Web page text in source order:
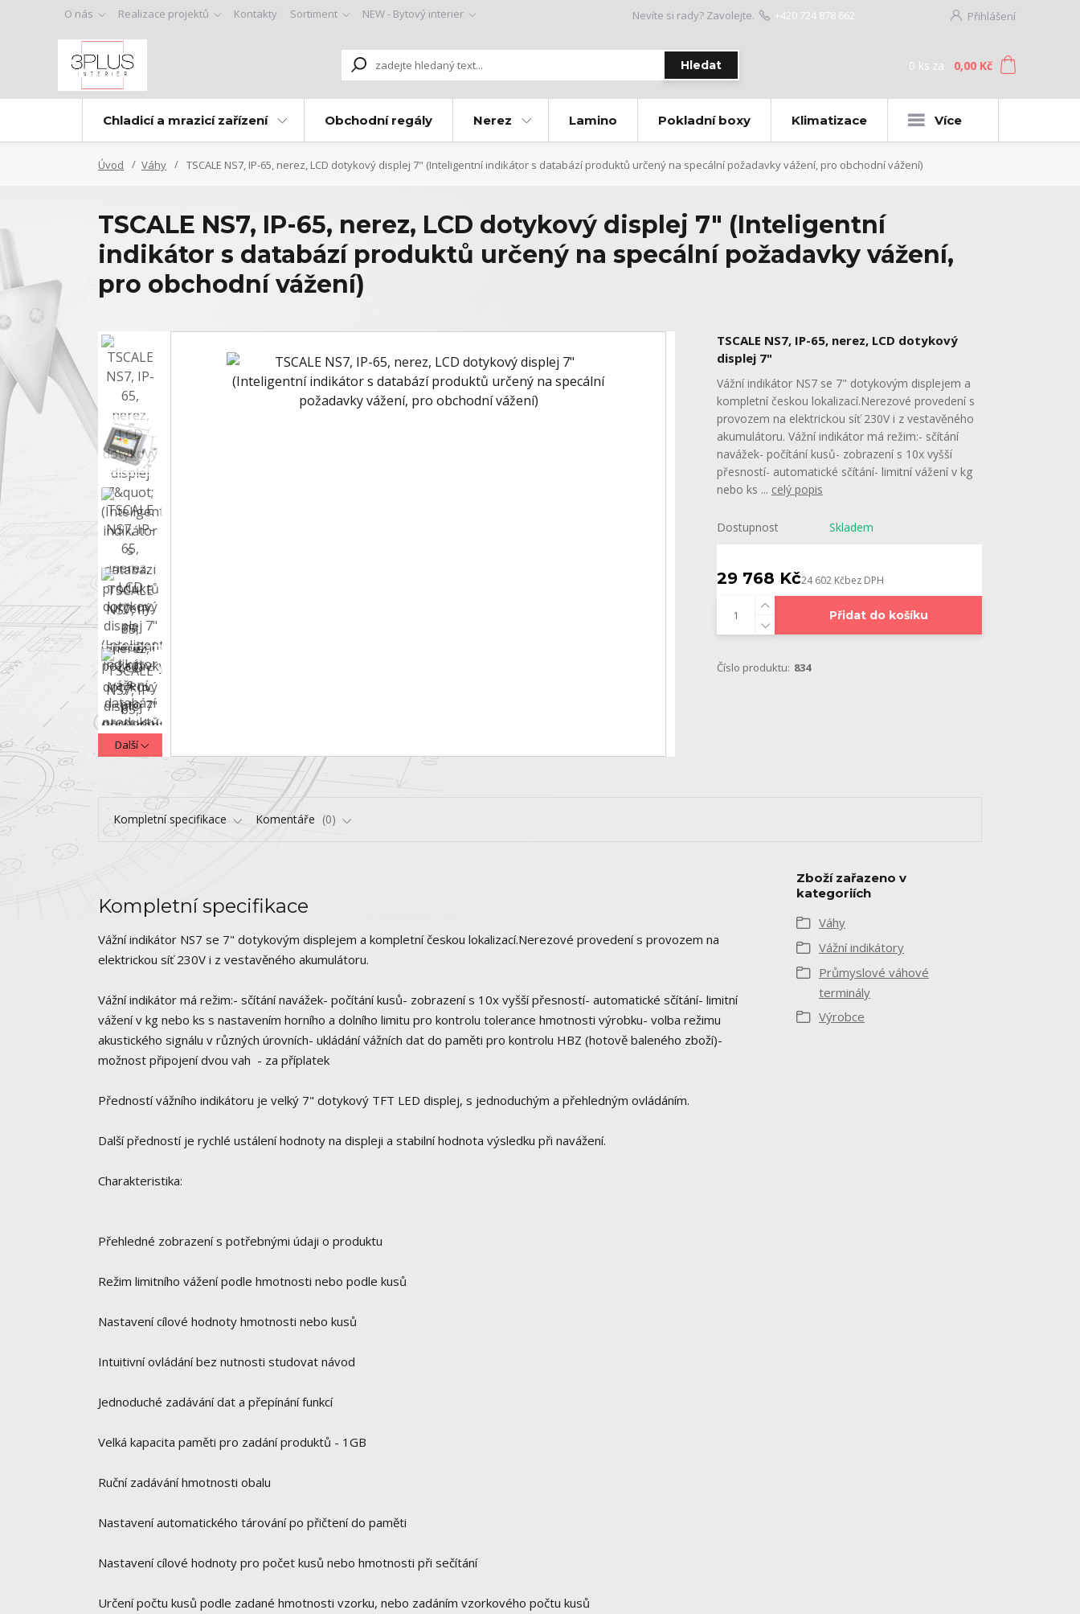
O nás Realizace projektů Kontakty Sortiment NEW - Bytový interier Přihlášení
Hledat
Nevíte si rady? Zavolejte. +420 724 878 662
0 ks za 0,00 Kč
Chladicí a mrazicí zařízení Obchodní regály Nerez Lamino Pokladní boxy Klimatizace Více
Úvod Váhy TSCALE NS7, IP-65, nerez, LCD dotykový displej 7" (Inteligentní indikátor s databází produktů určený na specální požadavky vážení, pro obchodní vážení)
TSCALE NS7, IP-65, nerez, LCD dotykový displej 7" (Inteligentní
indikátor s databází produktů určený na specální požadavky vážení,
pro obchodní vážení)
Další
TSCALE NS7, IP-65, nerez, LCD dotykový
displej 7"
Vážní indikátor NS7 se 7" dotykovým displejem a
kompletní českou lokalizací.Nerezové provedení s
provozem na elektrickou síť 230V i z vestavěného
akumulátoru. Vážní indikátor má režim:- sčítání
navážek- počítání kusů- zobrazení s 10x vyšší
přesností- automatické sčítání- limitní vážení v kg
nebo ks ... celý popis
Dostupnost Skladem
29 768 Kč24 602 Kčbez DPH
Přidat do košíku
Číslo produktu: 834
Kompletní specifikace Komentáře 0
Kompletní specifikace
Vážní indikátor NS7 se 7" dotykovým displejem a kompletní českou lokalizací.Nerezové provedení s provozem na
elektrickou síť 230V i z vestavěného akumulátoru.
Vážní indikátor má režim:- sčítání navážek- počítání kusů- zobrazení s 10x vyšší přesností- automatické sčítání- limitní
vážení v kg nebo ks s nastavením horního a dolního limitu pro kontrolu tolerance hmotnosti výrobku- volba režimu
akustického signálu v různých úrovních- ukládání vážních dat do paměti pro kontrolu HBZ (hotově baleného zboží)-
možnost připojení dvou vah - za příplatek
Předností vážního indikátoru je velký 7" dotykový TFT LED displej, s jednoduchým a přehledným ovládáním.
Další předností je rychlé ustálení hodnoty na displeji a stabilní hodnota výsledku při navážení.
Charakteristika:
Přehledné zobrazení s potřebnými údaji o produktu
Režim limitního vážení podle hmotnosti nebo podle kusů
Nastavení cílové hodnoty hmotnosti nebo kusů
Intuitivní ovládání bez nutnosti studovat návod
Jednoduché zadávání dat a přepínání funkcí
Velká kapacita paměti pro zadání produktů - 1GB
Ruční zadávání hmotnosti obalu
Nastavení automatického tárování po přičtení do paměti
Nastavení cílové hodnoty pro počet kusů nebo hmotnosti při sečítání
Určení počtu kusů podle zadané hmotnosti vzorku, nebo zadáním vzorkového počtu kusů
Zboží zařazeno v
kategoriích
Váhy
Vážní indikátory
Průmyslové váhové
terminály
Výrobce